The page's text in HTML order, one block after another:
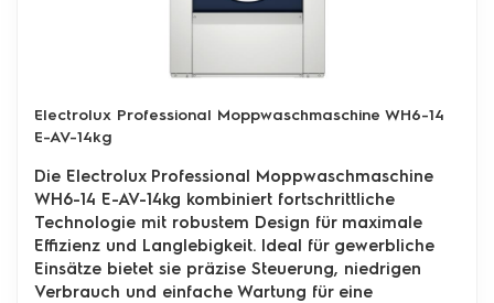
Electrolux Professional Moppwaschmaschine WH6-14
E-AV-14kg
Die Electrolux Professional Moppwaschmaschine
WH6-14 E-AV-14kg kombiniert fortschrittliche
Technologie mit robustem Design für maximale
Effizienz und Langlebigkeit. Ideal für gewerbliche
Einsätze bietet sie präzise Steuerung, niedrigen
Verbrauch und einfache Wartung für eine